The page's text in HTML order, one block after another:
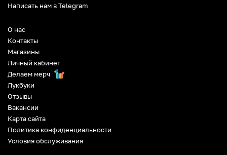
О нас
Контакты
Магазины
Личный кабинет
Делаем мерч
Лукбуки
Отзывы
Вакансии
Карта сайта
Политика конфиденциальности
Условия обслуживания
Написать нам в Telegram